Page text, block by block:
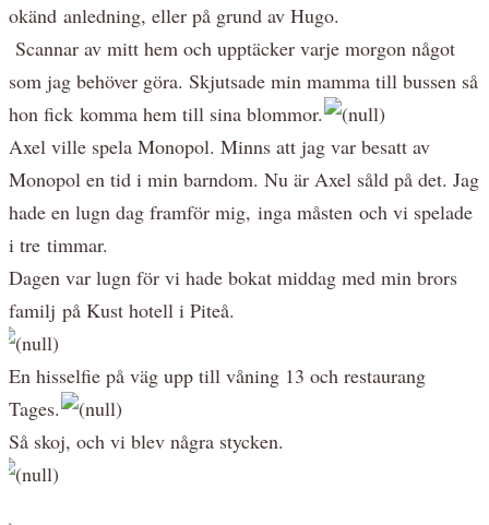
okänd anledning, eller på grund av Hugo.
Scannar av mitt hem och upptäcker varje morgon något
som jag behöver göra. Skjutsade min mamma till bussen så
hon fick komma hem till sina blommor.
Axel ville spela Monopol. Minns att jag var besatt av
Monopol en tid i min barndom. Nu är Axel såld på det. Jag
hade en lugn dag framför mig, inga måsten och vi spelade
i tre timmar.
Dagen var lugn för vi hade bokat middag med min brors
familj på Kust hotell i Piteå.
En hisselfie på väg upp till våning 13 och restaurang
Tages.
Så skoj, och vi blev några stycken.